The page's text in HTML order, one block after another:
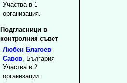
Участва в 1
организация.
Подгласници в
контролния съвет
Любен Благоев
Савов, България
Участва в 2
организации.